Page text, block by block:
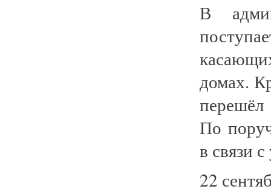
В
домах.
перешёл
По
в связи
22